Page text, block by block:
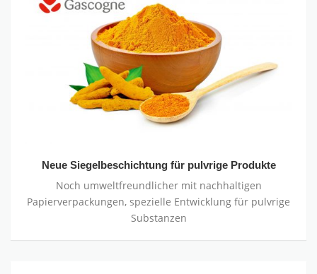
Neue Siegelbeschichtung für pulvrige Produkte
Noch umweltfreundlicher mit nachhaltigen
Papierverpackungen, spezielle Entwicklung für pulvrige
Substanzen